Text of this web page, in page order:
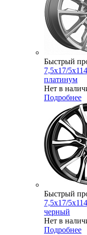
Быстрый
7,5x17/
платинум
Нет в
Подробнее
Быстрый
7,5x17/
черный
Нет в
Подробнее